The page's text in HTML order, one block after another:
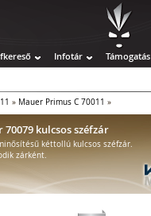
Infotár Támogatás
» Mauer Primus C 70011 »
kulcsos széfzár
kéttollú kulcsos széfzár.
zárként.